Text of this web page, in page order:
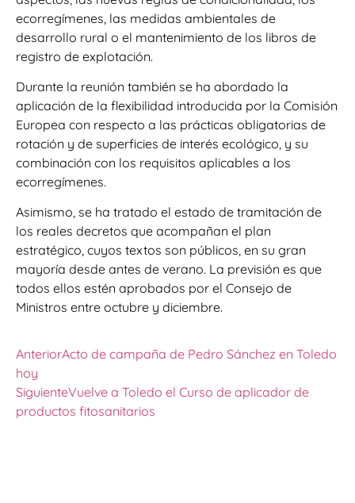
ecorregímenes, las medidas ambientales de
desarrollo rural o el mantenimiento de los libros de
registro de explotación.
Durante la reunión también se ha abordado la
aplicación de la flexibilidad introducida por la Comisión
Europea con respecto a las prácticas obligatorias de
rotación y de superficies de interés ecológico, y su
combinación con los requisitos aplicables a los
ecorregímenes.
Asimismo, se ha tratado el estado de tramitación de
los reales decretos que acompañan el plan
estratégico, cuyos textos son públicos, en su gran
mayoría desde antes de verano. La previsión es que
todos ellos estén aprobados por el Consejo de
Ministros entre octubre y diciembre.
AnteriorActo de campaña de Pedro Sánchez en Toledo
hoy
SiguienteVuelve a Toledo el Curso de aplicador de
productos fitosanitarios